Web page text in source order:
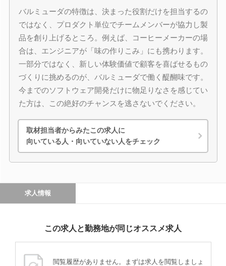
バルミューダの特徴は、決まった役割だけを担当するの
ではなく、プロダクト単位でチームメンバーが協力し製
品を創り上げるところ。例えば、コーヒーメーカーの場
合は、エンジニアが「味の作りこみ」にも携わります。
一部分ではなく、新しい体験価値で顧客を喜ばせるもの
づくりに挑めるのが、バルミューダで働く醍醐味です。
今までのソフトウェア開発だけに物足りなさを感じてい
た方は、この絶好のチャンスを逃さないでください。
取材担当者からみたこの求人に
向いている人・向いていない人をチェック
求人情報
この求人と勤務地が同じオススメ求人
閲覧履歴がありません。まずは求人を閲覧しましょ